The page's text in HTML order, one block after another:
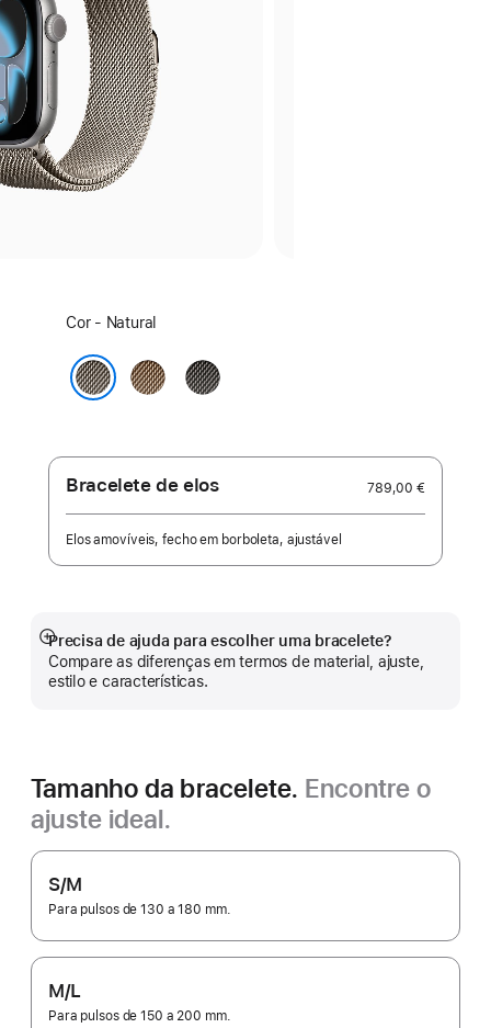
Escolha
cor:
Cor - Natural
DouradoArdósia
Bracelete de elos 789,00 €
Elos amovíveis, fecho em borboleta, ajustável
Precisa de ajuda para escolher uma bracelete?
Compare as diferenças em termos de material, ajuste,
estilo e características.
Veja
mais
Tamanho da bracelete. Encontre o
ajuste ideal.
S/M
Para pulsos de 130 a 180 mm.
M/L
Para pulsos de 150 a 200 mm.